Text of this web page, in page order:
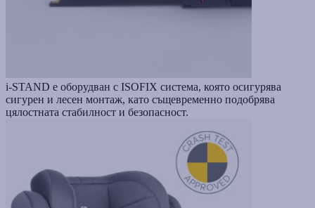
i-STAND е оборудван с ISOFIX система, която осигурява
сигурен и лесен монтаж, като същевременно подобрява
цялостната стабилност и безопасност.